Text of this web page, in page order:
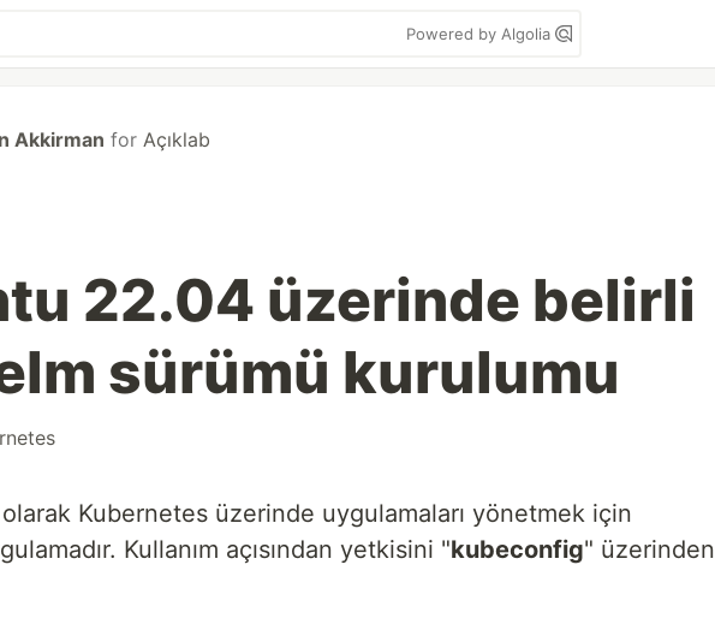
Powered by Algolia
Akkirman for Açıklab
22.04 üzerinde belirli
sürümü kurulumu
Kubernetes üzerinde uygulamaları yönetmek için
Kullanım açısından yetkisini "kubeconfig" üzerinden